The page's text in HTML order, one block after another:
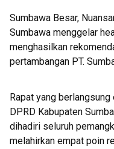
Sumbawa Besar,
Sumbawa menggelar
menghasilkan
pertambangan PT.
Rapat yang
DPRD Kabupaten
dihadiri seluruh
melahirkan empat poin